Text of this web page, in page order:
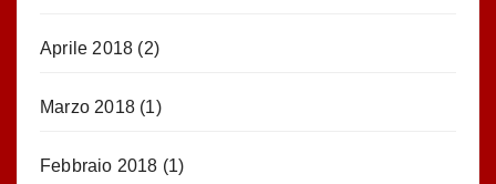
Aprile 2018 (2)
Marzo 2018 (1)
Febbraio 2018 (1)